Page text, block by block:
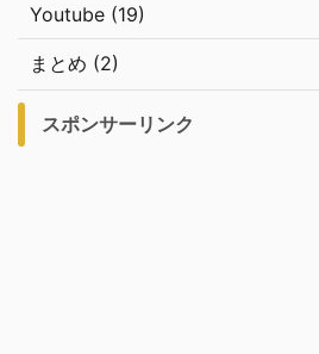
Youtube (19)
まとめ (2)
スポンサーリンク